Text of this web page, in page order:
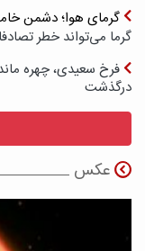
گرمای هوا؛ دشمن
گرما می‌تواند خطر
فرخ سعیدی، چهره
درگذشت
عکس